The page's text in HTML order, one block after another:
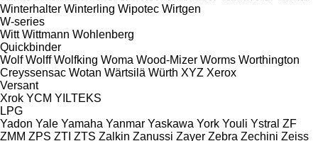
Winterhalter Winterling Wipotec Wirtgen
W-series
Witt Wittmann Wohlenberg
Quickbinder
Wolf Wolff Wolfking Woma Wood-Mizer Worms Worthington
Creyssensac Wotan Wärtsilä Würth XYZ Xerox
Versant
Xrok YCM YILTEKS
LPG
Yadon Yale Yamaha Yanmar Yaskawa York Youli Ystral ZF
ZMM ZPS ZTI ZTS Zalkin Zanussi Zayer Zebra Zechini Zeiss